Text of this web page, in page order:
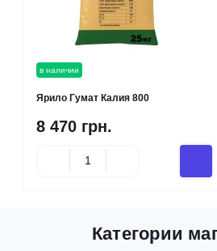
в наличии
Ярило Гумат Калия 800
8 470 грн.
Категории